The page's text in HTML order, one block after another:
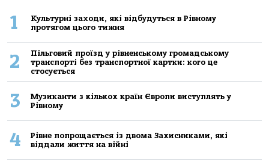
1
Культурні заходи, які відбудуться в Рівному
протягом цього тижня
2
Пільговий проїзд у рівненському громадському
транспорті без транспортної картки: кого це
стосується
3
Музиканти з кількох країн Європи виступлять у
Рівному
4
Рівне попрощається із двома Захисниками, які
віддали життя на війні